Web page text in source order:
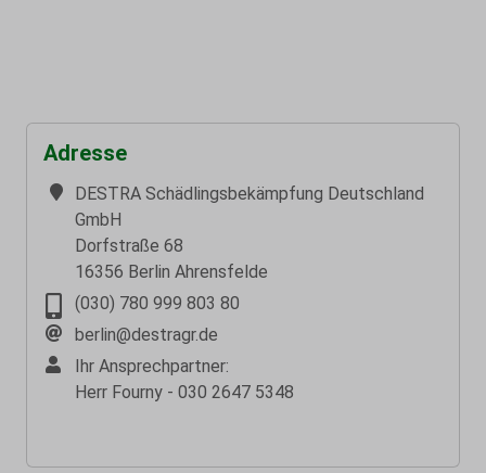
Adresse
DESTRA Schädlingsbekämpfung Deutschland
GmbH
Dorfstraße 68
16356 Berlin Ahrensfelde
(030) 780 999 803 80
berlin@destragr.de
Ihr Ansprechpartner:
Herr Fourny - 030 2647 5348